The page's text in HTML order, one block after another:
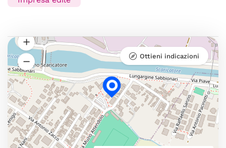
Ottieni indicazioni